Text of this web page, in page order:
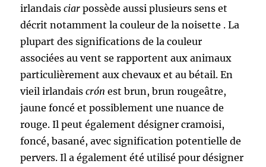
irlandais ciar possède aussi plusieurs sens et
décrit notamment la couleur de la noisette . La
plupart des significations de la couleur
associées au vent se rapportent aux animaux
particulièrement aux chevaux et au bétail. En
vieil irlandaiscrón est brun, brun rougeâtre,
jaune foncé et possiblement une nuance de
rouge. Il peut également désigner cramoisi,
foncé, basané, avec signification potentielle de
pervers. Il a également été utilisé pour désigner